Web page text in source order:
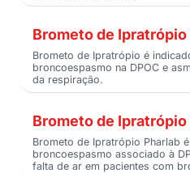
Brometo de
Brometo de Ipratrópio é
broncoespasmo na DPOC e
da respiração.
Brometo de Ipratrópio
Brometo de Ipratrópio Pharlab
broncoespasmo associado à
falta de ar em pacientes com